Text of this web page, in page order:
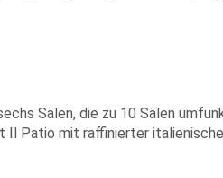
Sälen, die zu 10 Sälen
Patio mit raffinierter